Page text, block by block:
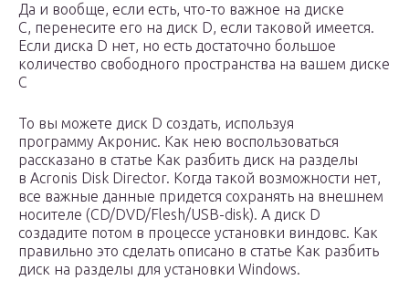
Да и вообще, если есть, что-то важное на диске
С, перенесите его на диск D, если таковой имеется.
Если диска D нет, но есть достаточно большое
количество свободного пространства на вашем диске
С
То вы можете диск D создать, используя
программу Акронис. Как нею воспользоваться
рассказано в статье Как разбить диск на разделы
в Acronis Disk Director. Когда такой возможности нет,
все важные данные придется сохранять на внешнем
носителе (CD/DVD/Flesh/USB-disk). А диск D
создадите потом в процессе установки виндовс. Как
правильно это сделать описано в статье Как разбить
диск на разделы для установки Windows.